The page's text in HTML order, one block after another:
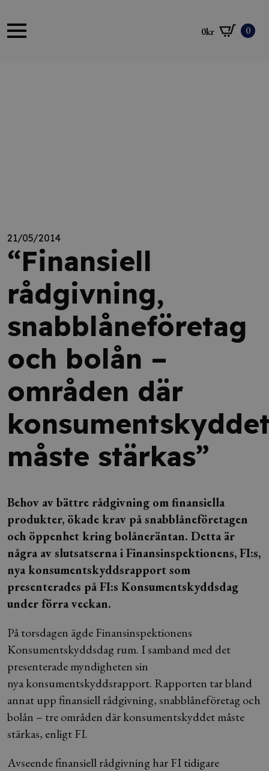
0kr 0
21/05/2014
“Finansiell
rådgivning,
snabblåneföretag
och bolån –
områden där
måste stärkas”
Behov av bättre rådgivning om finansiella
produkter, ökade krav på snabblåneföretagen
och öppenhet kring bolåneräntan. Detta är
några av slutsatserna i Finansinspektionens, FI:s,
nya konsumentskyddsrapport som
presenterades på FI:s Konsumentskyddsdag
under förra veckan.
På torsdagen ägde Finansinspektionens
Konsumentskyddsdag rum. I samband med det
presenterade myndigheten sin
nya konsumentskyddsrapport. Rapporten tar bland
annat upp finansiell rådgivning, snabblåneföretag och
bolån – tre områden där konsumentskyddet måste
stärkas, enligt FI.
Avseende finansiell rådgivning har FI tidigare